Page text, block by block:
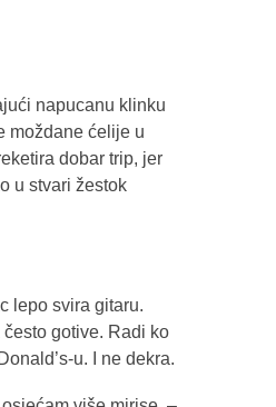
napucanu klinku
moždane ćelije u
dobar trip, jer
u stvari žestok
lepo svira gitaru.
gotive. Radi ko
u. I ne dekra.